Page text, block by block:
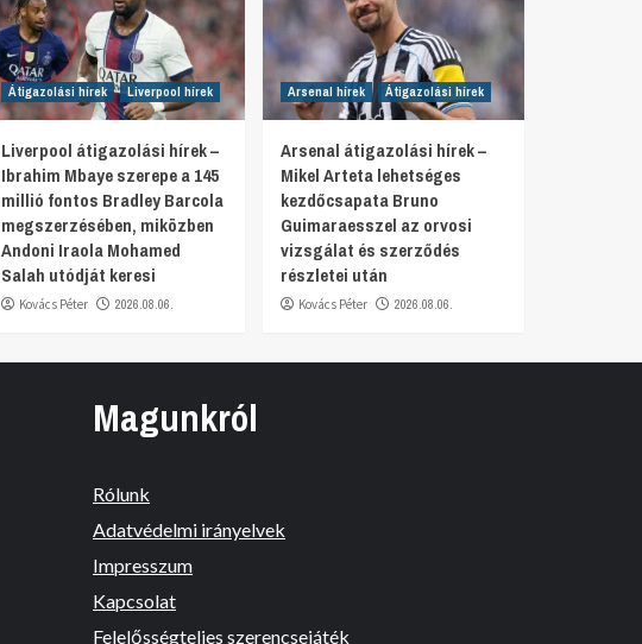
Átigazolási hírek Liverpool hírek
Liverpool átigazolási hírek –
Ibrahim Mbaye szerepe a 145
millió fontos Bradley Barcola
megszerzésében, miközben
Andoni Iraola Mohamed
Salah utódját keresi
Kovács Péter 2026.08.06.
Arsenal hírek Átigazolási hírek
Arsenal átigazolási hírek –
Mikel Arteta lehetséges
kezdőcsapata Bruno
Guimaraesszel az orvosi
vizsgálat és szerződés
részletei után
Kovács Péter 2026.08.06.
Magunkról
Rólunk
Adatvédelmi irányelvek
Impresszum
Kapcsolat
Felelősségteljes szerencsejáték